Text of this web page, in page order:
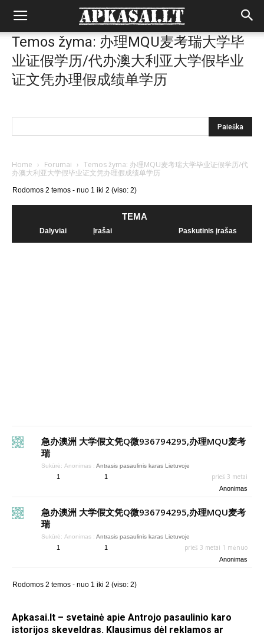
Temos žyma: 办理MQU麦考瑞大学毕
业证假学历/代办澳大利亚大学假毕业
证文凭办理假成绩单学历
Home › Forumai › Temos žyma: 办理MQU麦考瑞大学毕业证假学历/代
办澳大利亚大学假毕业证文凭办理假成绩单学历
Rodomos 2 temos - nuo 1 iki 2 (viso: 2)
TEMA
Dalyviai Įrašai Paskutinis įrašas
急办澳洲 大学假文凭Q微936794295,办理MQU麦考
瑞
Sukūrė: Anonimas : Antrasis pasaulinis karas Lietuvoje
1 1 prieš 3 metai
Anonimas
急办澳洲 大学假文凭Q微936794295,办理MQU麦考
瑞
Sukūrė: Anonimas : Antrasis pasaulinis karas Lietuvoje
1 1 prieš 3 metai 1 mėnuo
Anonimas
Rodomos 2 temos - nuo 1 iki 2 (viso: 2)
Apkasai.lt – svetainė apie Antrojo pasaulinio karo
istorijos skeveldras. Klausimus dėl reklamos ar